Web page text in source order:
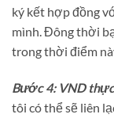
ký kết hợp đồng
mình. Đông thời
trong thời điểm
Bước 4: VND
tôi có thể sẽ liên